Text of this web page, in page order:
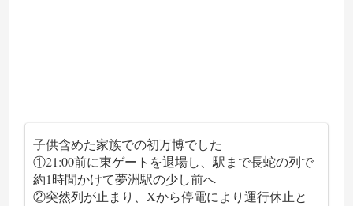
子供含めた家族での初万博でした
①21:00前に東ゲートを退場し、駅まで長蛇の列で
約1時間かけて夢洲駅の少し前へ
②突然列が止まり、Xから停電により運行休止と